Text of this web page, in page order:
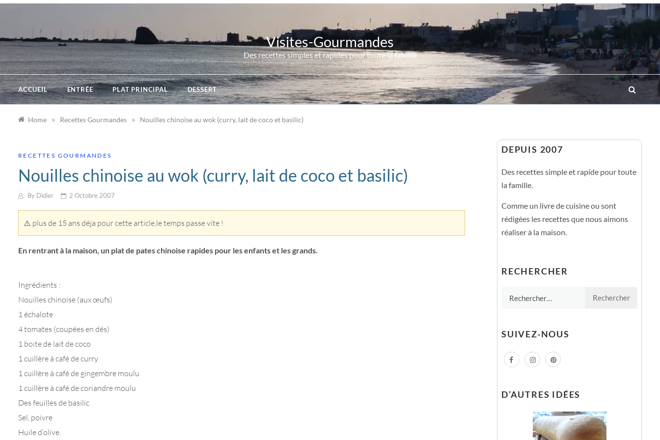
Skip
Visites-Gourmandes
Des recettes simples et rapides pour toute la famille
ACCUEIL ENTRÉE PLAT PRINCIPAL DESSERT
Home » Recettes Gourmandes » Nouilles chinoise au wok (curry, lait de coco et basilic)
RECETTES GOURMANDES
Nouilles chinoise au wok (curry, lait de coco et basilic)
By Didier 2 Octobre 2007
⚠️ plus de 15 ans déja pour cette article,le temps passe vite !
En rentrant à la maison, un plat de pates chinoise rapides pour les enfants et les grands.
Ingrédients :
Nouilles chinoise (aux œufs)
1 échalote
4 tomates (coupées en dés)
1 boite de lait de coco
1 cuillère à café de curry
1 cuillère à café de gingembre moulu
1 cuillère à café de coriandre moulu
Des feuilles de basilic
Sel, poivre
Huile d’olive.
DEPUIS 2007
Des recettes simple et rapide pour toute
la famille.
Comme un livre de cuisine ou sont
rédigées les recettes que nous aimons
réaliser à la maison.
RECHERCHER
SUIVEZ-NOUS
D’AUTRES IDÉES